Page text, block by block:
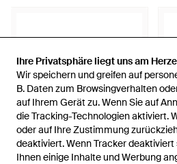
Ihre Privatsphäre liegt uns am
Wir speichern und greifen auf
B. Daten zum Browsingverhalten
auf Ihrem Gerät zu. Wenn Sie auf
die Tracking-Technologien aktiviert.
oder auf Ihre Zustimmung
deaktiviert. Wenn Tracker deaktiviert
Ihnen einige Inhalte und Werbung
Ihre Privatsphäre liegt uns am
Wir speichern und greifen auf
B. Daten zum Browsingverhalten
auf Ihrem Gerät zu. Wenn Sie auf
die Tracking-Technologien aktiviert.
oder auf Ihre Zustimmung
deaktiviert. Wenn Tracker deaktiviert
Ihnen einige Inhalte und Werbung